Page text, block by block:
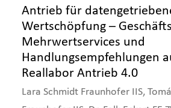
Antrieb für
Wertschöpfung –
Mehrwertservices und
Handlungsempfehlungen
Reallabor Antrieb 4.0
Lara Schmidt Fraunhofer IIS,